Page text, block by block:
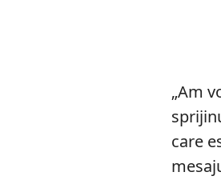
„Am
care